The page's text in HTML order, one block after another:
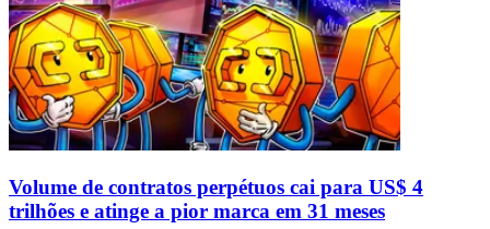
Volume de contratos perpétuos cai para US$ 4
trilhões e atinge a pior marca em 31 meses